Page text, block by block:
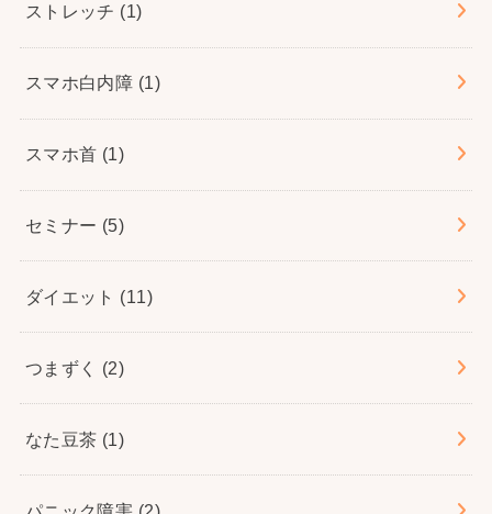
ストレッチ (1)
スマホ白内障 (1)
スマホ首 (1)
セミナー (5)
ダイエット (11)
つまずく (2)
なた豆茶 (1)